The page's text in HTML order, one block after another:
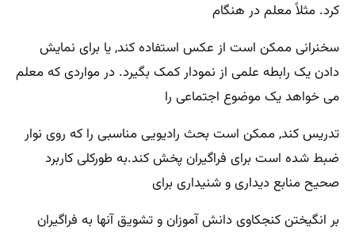
کرد. مثلاً معلم در هنگام
سخنرانی ممکن است از عکس استفاده کند, یا برای نمایش
دادن یک رابطه علمی از نمودار کمک بگیرد. در مواردی که معلم
می خواهد یک موضوع اجتماعی را
تدریس کند, ممکن است بحث رادیویی مناسبی را که روی نوار
ضبط شده است برای فراگیران پخش کند.به طورکلی کاربرد
صحیح منابع دیداری و شنیداری برای
بر انگیختن کنجکاوی دانش آموزان و تشویق آنها به فراگیران